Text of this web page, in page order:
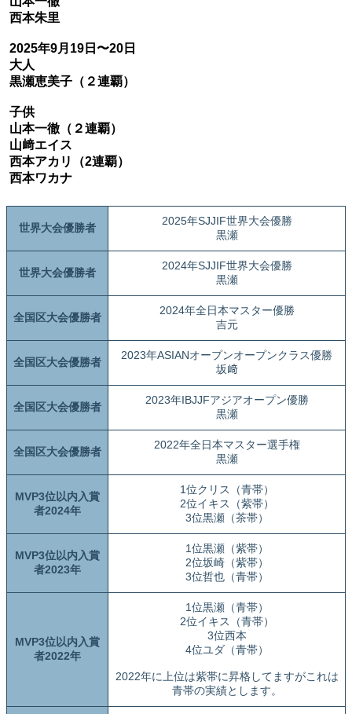
西本朱里
2025年9月19日〜20日
大人
黒瀬恵美子（２連覇）
子供
山本一徹（２連覇）
山﨑エイス
西本アカリ（2連覇）
西本ワカナ
世界大会優勝者
2025年SJJIF世界大会優勝
黒瀬
世界大会優勝者
2024年SJJIF世界大会優勝
黒瀬
全国区大会優勝者
2024年全日本マスター優勝
吉元
全国区大会優勝者
2023年ASIANオープンオープンクラス優勝
坂﨑
全国区大会優勝者
2023年IBJJFアジアオープン優勝
黒瀬
全国区大会優勝者
2022年全日本マスター選手権
黒瀬
MVP3位以内入賞
者2024年
1位クリス（青帯）
2位イキス（紫帯）
3位黒瀬（茶帯）
MVP3位以内入賞
者2023年
1位黒瀬（紫帯）
2位坂崎（紫帯）
3位哲也（青帯）
MVP3位以内入賞
者2022年
1位黒瀬（青帯）
2位イキス（青帯）
3位西本
4位ユダ（青帯）
2022年に上位は紫帯に昇格してますがこれは
青帯の実績とします。